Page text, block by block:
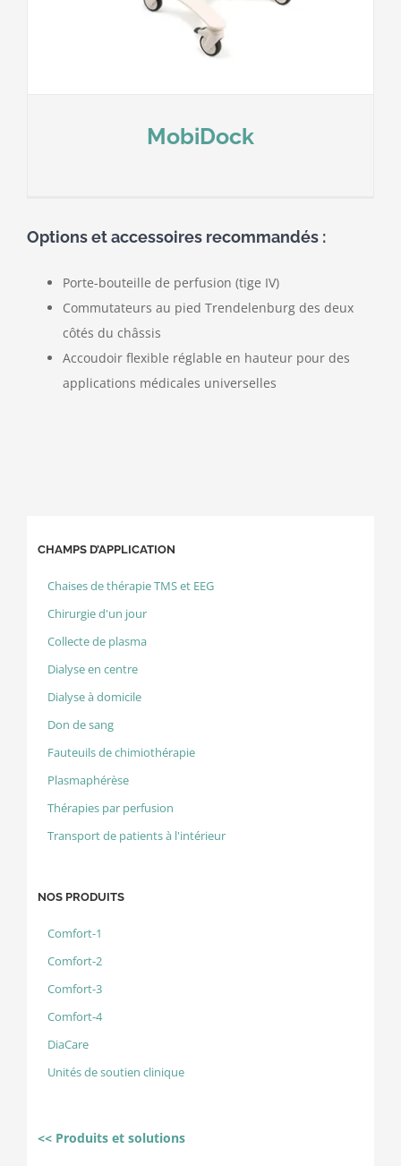
MobiDock
Options et accessoires recommandés :
Porte-bouteille de perfusion (tige IV)
Commutateurs au pied Trendelenburg des deux
côtés du châssis
Accoudoir flexible réglable en hauteur pour des
applications médicales universelles
CHAMPS D’APPLICATION
Chaises de thérapie TMS et EEG
Chirurgie d'un jour
Collecte de plasma
Dialyse en centre
Dialyse à domicile
Don de sang
Fauteuils de chimiothérapie
Plasmaphérèse
Thérapies par perfusion
Transport de patients à l'intérieur
NOS PRODUITS
Comfort-1
Comfort-2
Comfort-3
Comfort-4
DiaCare
Unités de soutien clinique
<< Produits et solutions